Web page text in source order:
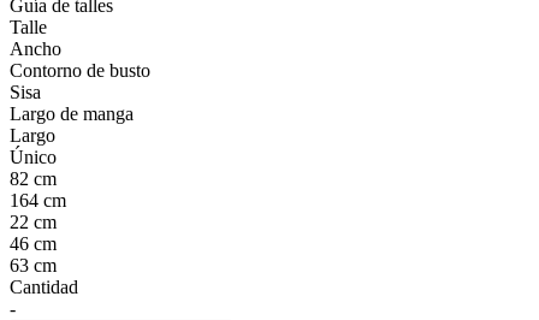
Guía de talles
Talle
Ancho
Contorno de busto
Sisa
Largo de manga
Largo
Único
82 cm
164 cm
22 cm
46 cm
63 cm
Cantidad
-